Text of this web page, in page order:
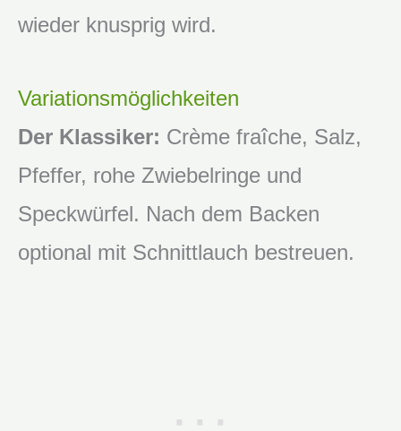
wieder knusprig wird.
Variationsmöglichkeiten
Der Klassiker: Crème fraîche, Salz,
Pfeffer, rohe Zwiebelringe und
Speckwürfel. Nach dem Backen
optional mit Schnittlauch bestreuen.